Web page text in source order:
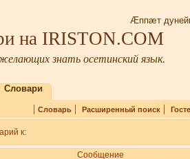
Æппæт
на IRISTON.COM
знать осетинский язык.
Словари
| Словарь| Расширенный поиск|
к:
Сообщение